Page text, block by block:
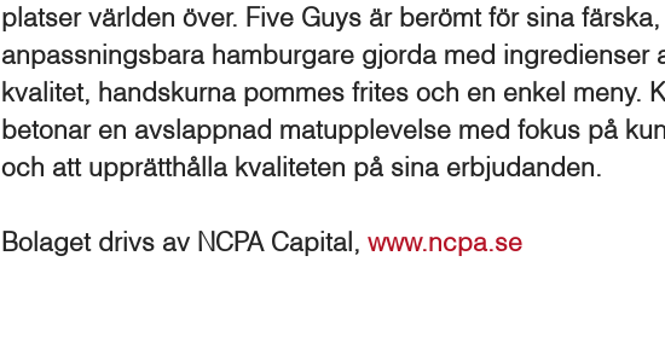
platser världen över. Five Guys är berömt för sina färska,
anpassningsbara hamburgare gjorda med ingredienser
kvalitet, handskurna pommes frites och en enkel meny.
betonar en avslappnad matupplevelse med fokus på
och att upprätthålla kvaliteten på sina erbjudanden.
Bolaget drivs av NCPA Capital, www.ncpa.se